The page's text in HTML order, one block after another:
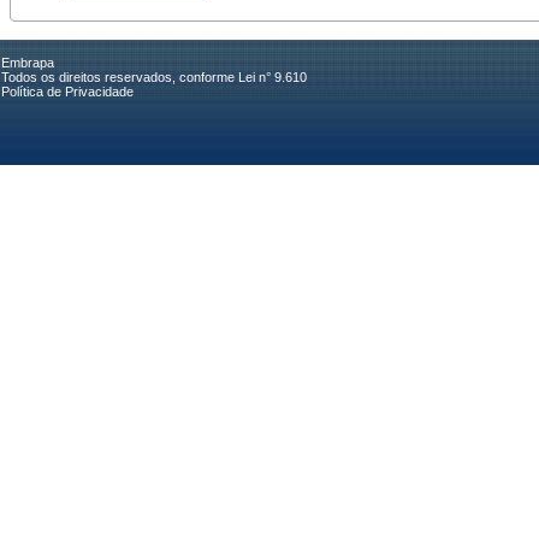
Embrapa
Todos os direitos reservados, conforme Lei n° 9.610
Política de Privacidade